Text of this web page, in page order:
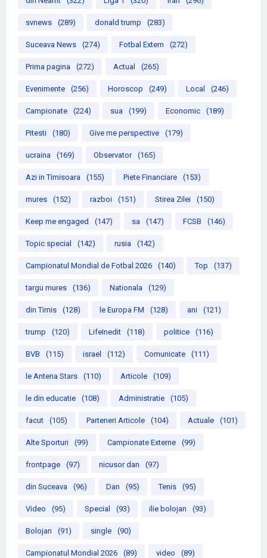
svnews (289) donald trump (283)
Suceava News (274) Fotbal Extern (272)
Prima pagina (272) Actual (265)
Evenimente (256) Horoscop (249) Local (246)
Campionate (224) sua (199) Economic (189)
Pitesti (180) Give me perspective (179)
ucraina (169) Observator (165)
Azi in Timisoara (155) Piete Financiare (153)
mures (152) razboi (151) Stirea Zilei (150)
Keep me engaged (147) sa (147) FCSB (146)
Topic special (142) rusia (142)
Campionatul Mondial de Fotbal 2026 (140) Top (137)
targu mures (136) Nationala (129)
din Timis (128) le Europa FM (128) ani (121)
trump (120) LifeInedit (118) politice (116)
BVB (115) israel (112) Comunicate (111)
le Antena Stars (110) Articole (109)
le din educatie (108) Administratie (105)
facut (105) Parteneri Articole (104) Actuale (101)
Alte Sporturi (99) Campionate Externe (99)
frontpage (97) nicusor dan (97)
din Suceava (96) Dan (95) Tenis (95)
Video (95) Special (93) ilie bolojan (93)
Bolojan (91) single (90)
Campionatul Mondial 2026 (89) video (89)